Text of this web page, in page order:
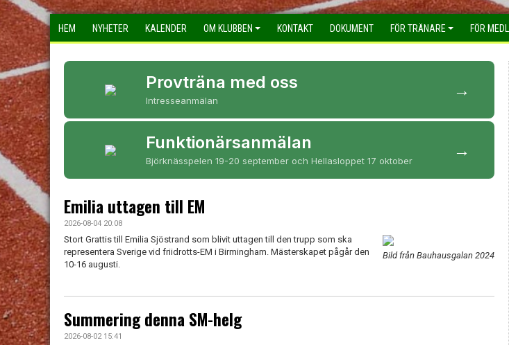
HEM NYHETER KALENDER OM KLUBBEN KONTAKT DOKUMENT FÖR TRÄNARE FÖR
Provträna med oss
Intresseanmälan
→
Funktionärsanmälan
Björknässpelen 19-20 september och Hellasloppet 17 oktober
→
Emilia uttagen till EM
2026-08-04 20:08
Bild från Bauhausgalan 2024
Stort Grattis till Emilia Sjöstrand som blivit uttagen till den trupp som ska
representera Sverige vid friidrotts-EM i Birmingham. Mästerskapet pågår den
10-16 augusti.
Summering denna SM-helg
2026-08-02 15:41